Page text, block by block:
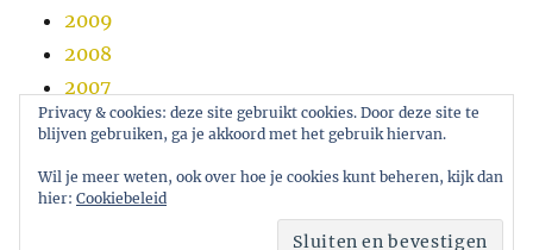
2009
2008
2007
2006
Privacy & cookies: deze site gebruikt cookies. Door deze site te
blijven gebruiken, ga je akkoord met het gebruik hiervan.
Wil je meer weten, ook over hoe je cookies kunt beheren, kijk dan
hier: Cookiebeleid